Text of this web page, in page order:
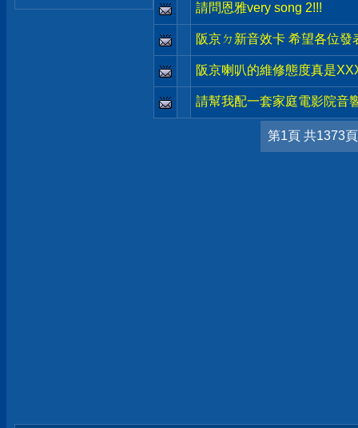
請問恩雅very song 2!!!
阪京ㄉ新音效卡 希望各位發
阪京喇叭的維修態度真是
請幫我配一套家庭電影院音
第1頁 共1373頁